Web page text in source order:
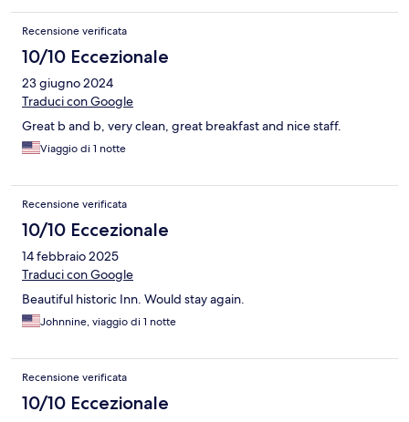
Recensione verificata
10/10 Eccezionale
23 giugno 2024
Traduci con Google
Great b and b, very clean, great breakfast and nice staff.
Viaggio di 1 notte
Recensione verificata
10/10 Eccezionale
14 febbraio 2025
Traduci con Google
Beautiful historic Inn. Would stay again.
Johnnine, viaggio di 1 notte
Recensione verificata
10/10 Eccezionale